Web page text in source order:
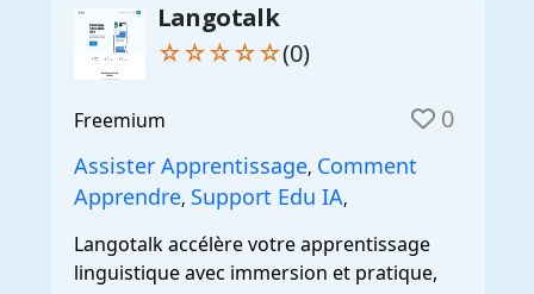
Langotalk
☆☆☆☆☆(0)
Freemium 0
Assister Apprentissage, Comment
Apprendre, Support Edu IA,
Langotalk accélère votre apprentissage
linguistique avec immersion et pratique,